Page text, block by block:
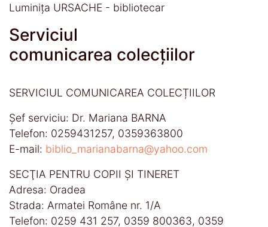
Luminița URSACHE - bibliotecar
Serviciul
comunicarea colecțiilor
SERVICIUL COMUNICAREA COLECȚIILOR
Șef serviciu: Dr. Mariana BARNA
Telefon: 0259431257, 0359363800
E-mail: biblio_marianabarna@yahoo.com
SECŢIA PENTRU COPII ȘI TINERET
Adresa: Oradea
Strada: Armatei Române nr. 1/A
Telefon: 0259 431 257, 0359 800363, 0359